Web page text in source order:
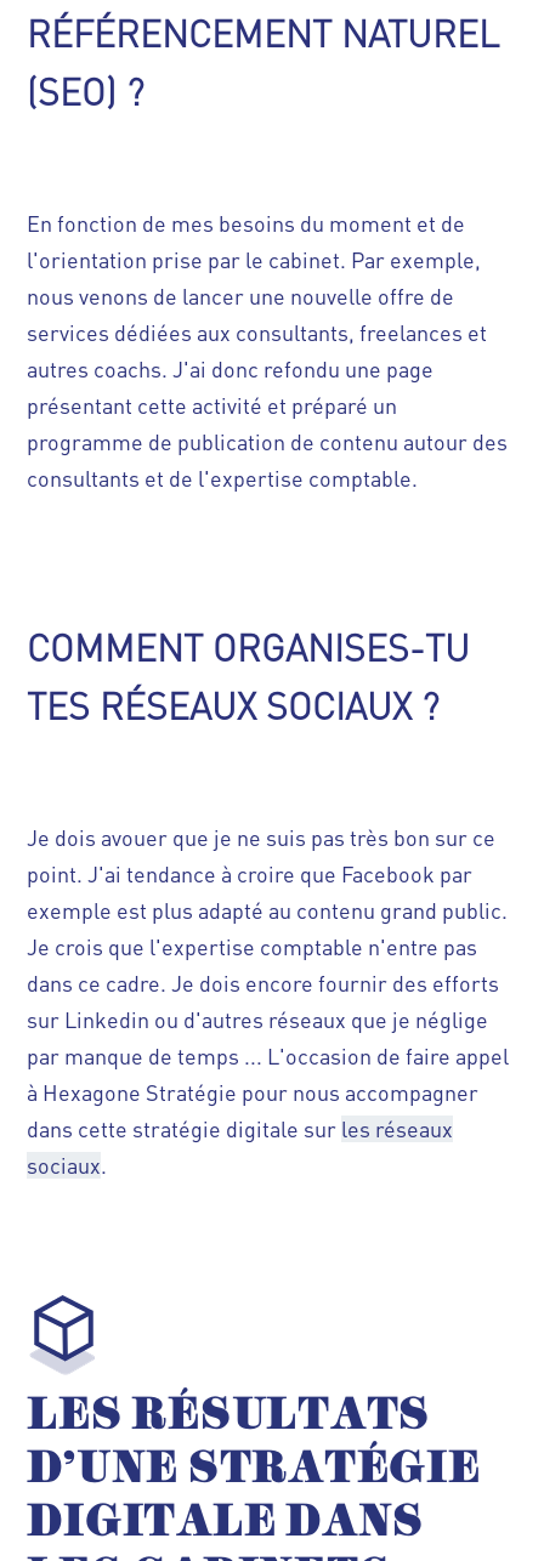
RÉFÉRENCEMENT NATUREL
(SEO) ?
En fonction de mes besoins du moment et de
l'orientation prise par le cabinet. Par exemple,
nous venons de lancer une nouvelle offre de
services dédiées aux consultants, freelances et
autres coachs. J'ai donc refondu une page
présentant cette activité et préparé un
programme de publication de contenu autour des
consultants et de l'expertise comptable.
COMMENT ORGANISES-TU
TES RÉSEAUX SOCIAUX ?
Je dois avouer que je ne suis pas très bon sur ce
point. J'ai tendance à croire que Facebook par
exemple est plus adapté au contenu grand public.
Je crois que l'expertise comptable n'entre pas
dans ce cadre. Je dois encore fournir des efforts
sur Linkedin ou d'autres réseaux que je néglige
par manque de temps ... L'occasion defaire appel
à Hexagone Stratégie pour nous accompagner
dans cette stratégie digitale sur les réseaux
sociaux.
LES RÉSULTATS
D'UNE STRATÉGIE
DIGITALE DANS